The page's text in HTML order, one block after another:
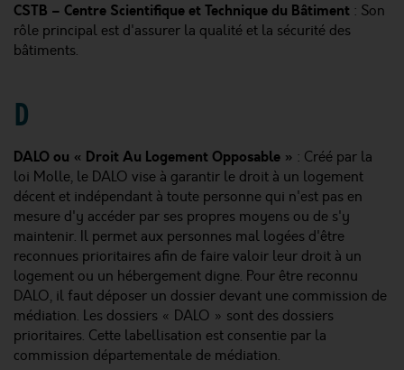
CSTB – Centre Scientifique et Technique du Bâtiment : Son
rôle principal est d'assurer la qualité et la sécurité des
bâtiments.
D
DALO ou « Droit Au Logement Opposable » : Créé par la
loi Molle, le DALO vise à garantir le droit à un logement
décent et indépendant à toute personne qui n'est pas en
mesure d'y accéder par ses propres moyens ou de s'y
maintenir. Il permet aux personnes mal logées d'être
reconnues prioritaires afin de faire valoir leur droit à un
logement ou un hébergement digne. Pour être reconnu
DALO, il faut déposer un dossier devant une commission de
médiation. Les dossiers « DALO » sont des dossiers
prioritaires. Cette labellisation est consentie par la
commission départementale de médiation.